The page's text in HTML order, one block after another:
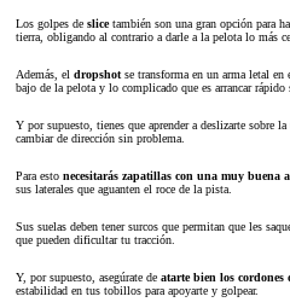
Los golpes de slicetambién son una gran opción para
tierra, obligando al contrario a darle a la pelota lo más
Además, el dropshot se transforma en un arma letal
bajo de la pelota y lo complicado que es arrancar rápido
Y por supuesto, tienes que aprender a deslizarte sobre
cambiar de dirección sin problema.
Para esto necesitarás zapatillas con una muy buena
sus laterales que aguanten el roce de la pista.
Sus suelas deben tener surcos que permitan que les
que pueden dificultar tu tracción.
Y, por supuesto, asegúrate de atarte bien los cordones
estabilidad en tus tobillos para apoyarte y golpear.